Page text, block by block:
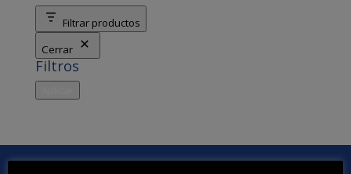
Filtrar productos
Cerrar
Filtros